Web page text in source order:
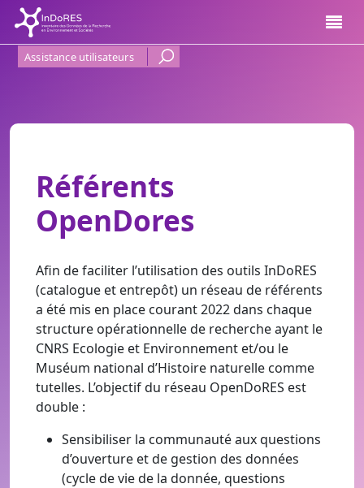
Aller au contenu principal
Menu Haut de page
Assistance utilisateurs
Référents
OpenDores
Afin de faciliter l’utilisation des outils InDoRES
(catalogue et entrepôt) un réseau de référents
a été mis en place courant 2022 dans chaque
structure opérationnellede recherche ayant le
CNRS Ecologie et Environnement et/ou le
Muséum national d’Histoire naturelle comme
tutelles. L’objectif du réseau OpenDoRES est
double :
Sensibiliser la communauté aux questions
d’ouverture et de gestion des données
(cycle de vie de la donnée, questions